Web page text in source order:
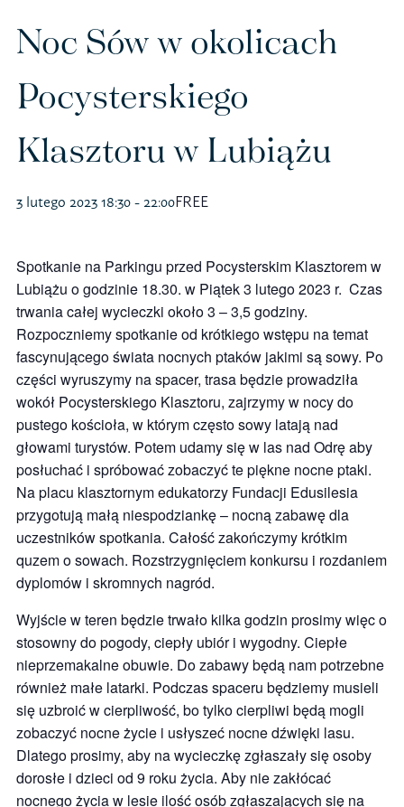
Sklep na ptak
Koszulki
Kubki
Budki i karmniki
Noc Sów w okolicach
Pocysterskiego
Klasztoru w Lubiążu
3 lutego 2023 18:30 - 22:00FREE
Spotkanie na Parkingu przed Pocysterskim Klasztorem w
Lubiążu o godzinie 18.30. w Piątek 3 lutego 2023 r. Czas
trwania całej wycieczki około 3 – 3,5 godziny.
Rozpoczniemy spotkanie od krótkiego wstępu na temat
fascynującego świata nocnych ptaków jakimi są sowy. Po
części wyruszymy na spacer, trasa będzie prowadziła
wokół Pocysterskiego Klasztoru, zajrzymy w nocy do
pustego kościoła, w którym często sowy latają nad
głowami turystów. Potem udamy się w las nad Odrę aby
posłuchać i spróbować zobaczyć te piękne nocne ptaki.
Na placu klasztornym edukatorzy Fundacji Edusilesia
przygotują małą niespodziankę – nocną zabawę dla
uczestników spotkania. Całość zakończymy krótkim
quzem o sowach. Rozstrzygnięciem konkursu i rozdaniem
dyplomów i skromnych nagród.
Wyjście w teren będzie trwało kilka godzin prosimy więc o
stosowny do pogody, ciepły ubiór i wygodny. Ciepłe
nieprzemakalne obuwie. Do zabawy będą nam potrzebne
również małe latarki. Podczas spaceru będziemy musieli
się uzbroić w cierpliwość, bo tylko cierpliwi będą mogli
zobaczyć nocne życie i usłyszeć nocne dźwięki lasu.
Dlatego prosimy, aby na wycieczkę zgłaszały się osoby
dorosłe i dzieci od 9 roku życia. Aby nie zakłócać
nocnego życia w lesie ilość osób zgłaszających się na